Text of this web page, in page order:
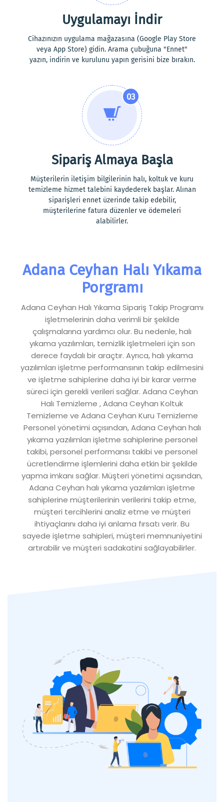
Uygulamayı İndir
Cihazınızın uygulama mağazasına (Google Play Store
veya App Store) gidin. Arama çubuğuna "Ennet"
yazın, indirin ve kurulunu yapın gerisini bize bırakın.
03
Sipariş Almaya Başla
Müşterilerin iletişim bilgilerinin halı, koltuk ve kuru
temizleme hizmet talebini kaydederek başlar. Alınan
siparişleri ennet üzerinde takip edebilir,
müşterilerine fatura düzenler ve ödemeleri
alabilirler.
Adana Ceyhan Halı Yıkama
Porgramı
Adana Ceyhan Halı Yıkama Sipariş Takip Programı
işletmelerinin daha verimli bir şekilde
çalışmalarına yardımcı olur. Bu nedenle, halı
yıkama yazılımları, temizlik işletmeleri için son
derece faydalı bir araçtır. Ayrıca, halı yıkama
yazılımları işletme performansının takip edilmesini
ve işletme sahiplerine daha iyi bir karar verme
süreci için gerekli verileri sağlar. Adana Ceyhan
Halı Temizleme , Adana Ceyhan Koltuk
Temizleme ve Adana Ceyhan Kuru Temizleme
Personel yönetimi açısından, Adana Ceyhan halı
yıkama yazılımları işletme sahiplerine personel
takibi, personel performansı takibi ve personel
ücretlendirme işlemlerini daha etkin bir şekilde
yapma imkanı sağlar. Müşteri yönetimi açısından,
Adana Ceyhan halı yıkama yazılımları işletme
sahiplerine müşterilerinin verilerini takip etme,
müşteri tercihlerini analiz etme ve müşteri
ihtiyaçlarını daha iyi anlama fırsatı verir. Bu
sayede işletme sahipleri, müşteri memnuniyetini
artırabilir ve müşteri sadakatini sağlayabilirler.